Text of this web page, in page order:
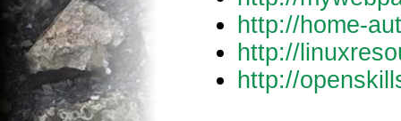
http://home-
http://
http://